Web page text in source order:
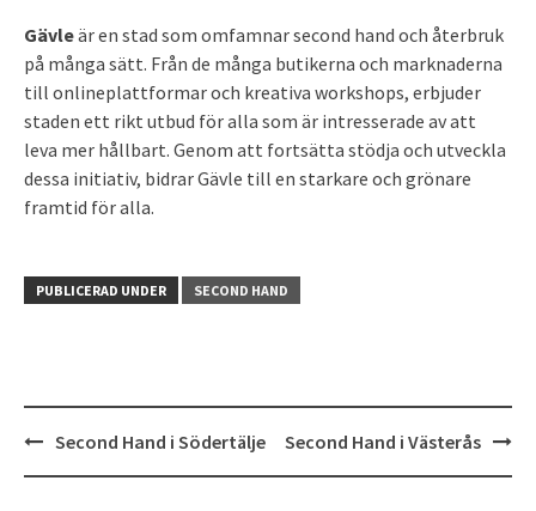
Gävleär en stad som omfamnar second hand och återbruk
på många sätt. Från de många butikerna och marknaderna
till onlineplattformar och kreativa workshops, erbjuder
staden ett rikt utbud för alla som är intresserade av att
leva mer hållbart. Genom att fortsätta stödja och utveckla
dessa initiativ, bidrar Gävle till en starkare och grönare
framtid för alla.
PUBLICERAD UNDER SECOND HAND
Inläggsnavigering
Second Hand i Södertälje Second Hand i Västerås